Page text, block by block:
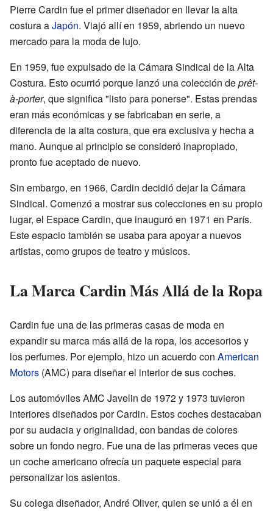
Pierre Cardin fue el primer diseñador en llevar la alta
costura aJapón. Viajó allí en 1959, abriendo un nuevo
mercado para la moda de lujo.
En 1959, fue expulsado de la Cámara Sindical de la Alta
Costura. Esto ocurrió porque lanzó una colección deprêt-
à-porter, que significa "listo para ponerse". Estas prendas
eran más económicas y se fabricaban en serie, a
diferencia de la alta costura, que era exclusiva y hecha a
mano. Aunque al principio se consideró inapropiado,
pronto fue aceptado de nuevo.
Sin embargo, en 1966, Cardin decidió dejar la Cámara
Sindical. Comenzó a mostrar sus colecciones en su propio
lugar, el Espace Cardin, que inauguró en 1971 en París.
Este espacio también se usaba para apoyar a nuevos
artistas, como grupos de teatro y músicos.
La Marca Cardin Más Allá de la Ropa
Cardin fue una de las primeras casas de moda en
expandir su marca más allá de la ropa, los accesorios y
los perfumes. Por ejemplo, hizo un acuerdo con American
Motors (AMC) para diseñar el interior de sus coches.
Los automóviles AMC Javelin de 1972 y 1973 tuvieron
interiores diseñados por Cardin. Estos coches destacaban
por su audacia y originalidad, con bandas de colores
sobre un fondo negro. Fue una de las primeras veces que
un coche americano ofrecía un paquete especial para
personalizar los asientos.
Su colega diseñador, André Oliver, quien se unió a él en